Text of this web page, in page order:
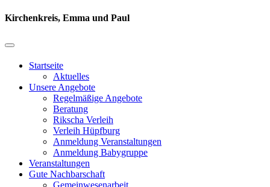
Kirchenkreis, Emma und Paul
Startseite
Aktuelles
Unsere Angebote
Regelmäßige Angebote
Beratung
Rikscha Verleih
Verleih Hüpfburg
Anmeldung Veranstaltungen
Anmeldung Babygruppe
Veranstaltungen
Gute Nachbarschaft
Gemeinwesenarbeit